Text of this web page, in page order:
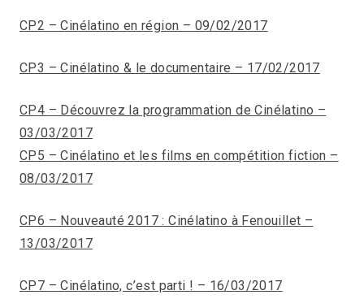
CP2 – Cinélatino en région – 09/02/2017
CP3 – Cinélatino & le documentaire – 17/02/2017
CP4 – Découvrez la programmation de Cinélatino –
03/03/2017
CP5 – Cinélatino et les films en compétition fiction –
08/03/2017
CP6 – Nouveauté 2017 : Cinélatino à Fenouillet –
13/03/2017
CP7 – Cinélatino, c’est parti ! – 16/03/2017